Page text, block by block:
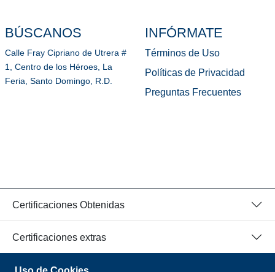
BÚSCANOS
Calle Fray Cipriano de Utrera #
1, Centro de los Héroes, La
Feria, Santo Domingo, R.D.
INFÓRMATE
Términos de Uso
Políticas de Privacidad
Preguntas Frecuentes
Certificaciones Obtenidas
Certificaciones extras